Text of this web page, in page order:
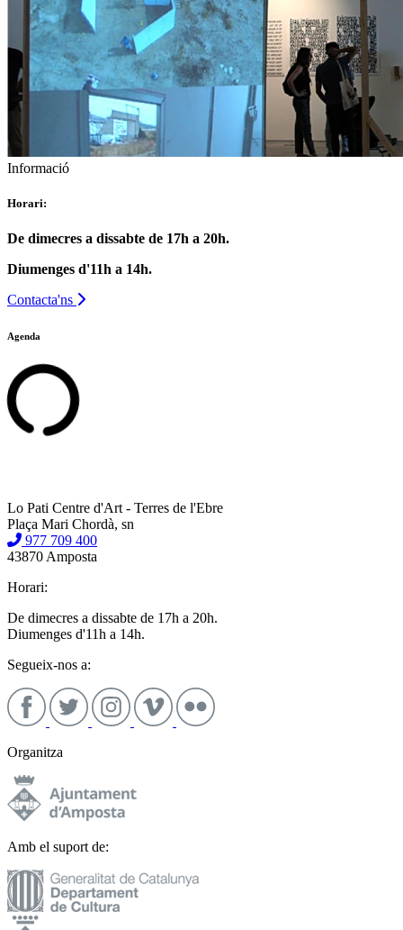
Informació
Horari:
De dimecres a dissabte de 17h a 20h.
Diumenges d'11h a 14h.
Contacta'ns
Agenda
Lo Pati Centre d'Art - Terres de l'Ebre
Plaça Mari Chordà, sn
977 709 400
43870 Amposta
Horari:
De dimecres a dissabte de 17h a 20h.
Diumenges d'11h a 14h.
Segueix-nos a:
Organitza
Amb el suport de: